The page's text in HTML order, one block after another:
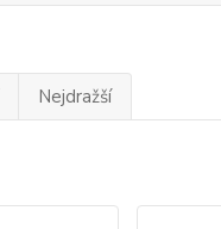
Nejdražší